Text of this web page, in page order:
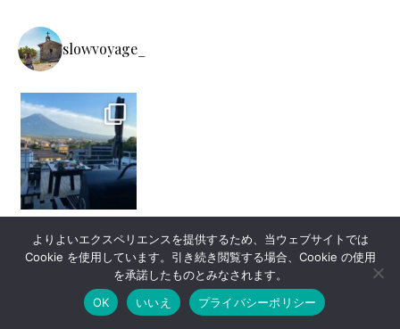
slowvoyage_
よりよいエクスペリエンスを提供するため、当ウェブサイトでは
Cookie を使用しています。引き続き閲覧する場合、Cookie の使用
を承諾したものとみなされます。
OK
いいえ プライバシーポリシー